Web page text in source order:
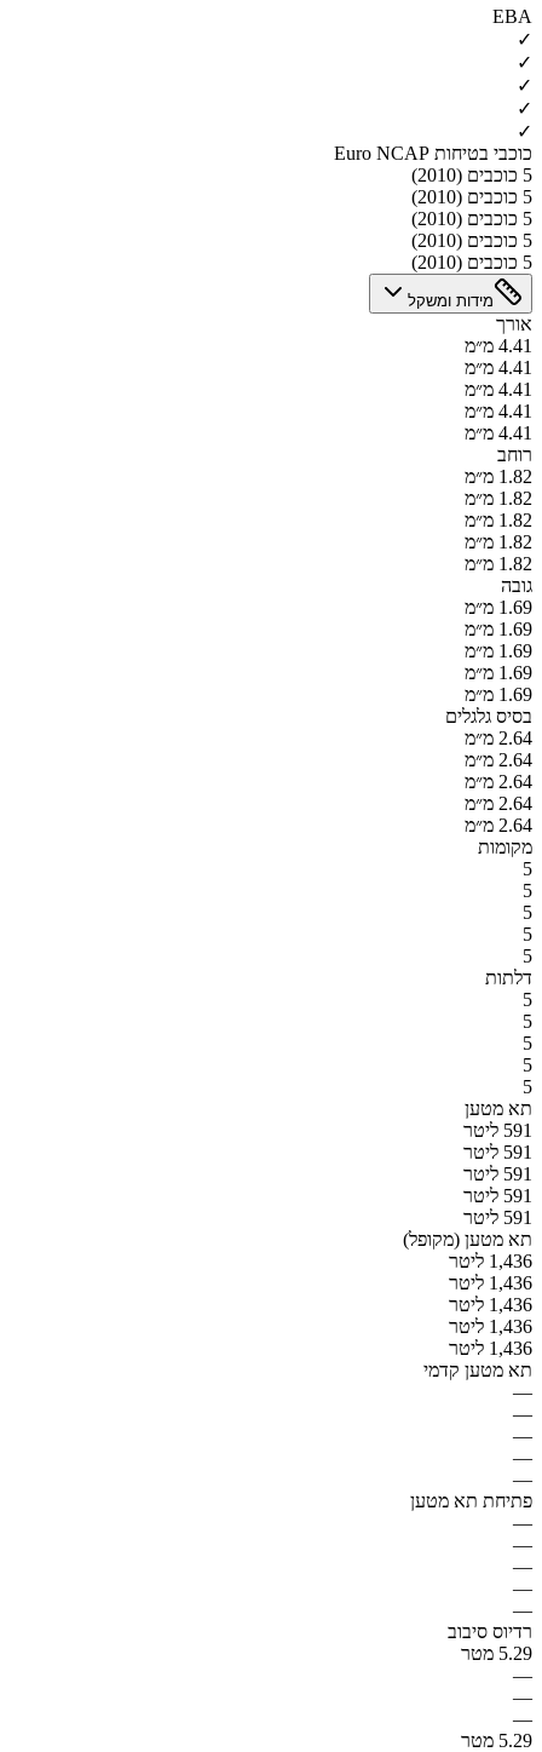
EBA
✓
✓
✓
✓
✓
כוכבי בטיחות Euro NCAP
5 כוכבים (2010)
5 כוכבים (2010)
5 כוכבים (2010)
5 כוכבים (2010)
5 כוכבים (2010)
מידות ומשקל
אורך
4.41 מ״מ
4.41 מ״מ
4.41 מ״מ
4.41 מ״מ
4.41 מ״מ
רוחב
1.82 מ״מ
1.82 מ״מ
1.82 מ״מ
1.82 מ״מ
1.82 מ״מ
גובה
1.69 מ״מ
1.69 מ״מ
1.69 מ״מ
1.69 מ״מ
1.69 מ״מ
בסיס גלגלים
2.64 מ״מ
2.64 מ״מ
2.64 מ״מ
2.64 מ״מ
2.64 מ״מ
מקומות
5
5
5
5
5
דלתות
5
5
5
5
5
תא מטען
591 ליטר
591 ליטר
591 ליטר
591 ליטר
591 ליטר
תא מטען (מקופל)
1,436 ליטר
1,436 ליטר
1,436 ליטר
1,436 ליטר
1,436 ליטר
תא מטען קדמי
—
—
—
—
—
פתיחת תא מטען
—
—
—
—
—
רדיוס סיבוב
5.29 מטר
—
—
—
5.29 מטר